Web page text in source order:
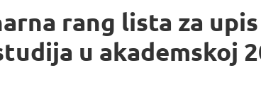
rang lista za
u akademskoj